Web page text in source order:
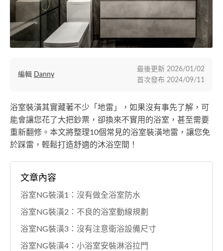
浴室裝潢其實藏著不少「地雷」，如果沒有事先了解，可
能會讓您花了大把鈔票，卻換來不實用的浴室，甚至需要
重新翻修。本文將整理10個常見的浴室裝潢地雷，讓您免
於踩雷，輕鬆打造舒適的沐浴空間！
編輯 Danny
最後更新 2026/01/02
首次發布 2024/09/11
文章內容
浴室NG裝潢1：沒有做全浴室防水
浴室NG裝潢2：不良的浴室動線規劃
浴室NG裝潢3：沒有注意衛浴設備尺寸
浴室NG裝潢4：小浴室安裝淋浴拉門